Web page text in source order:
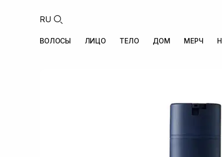
RU
ВОЛОСЫ ЛИЦО ТЕЛО ДОМ МЕРЧ